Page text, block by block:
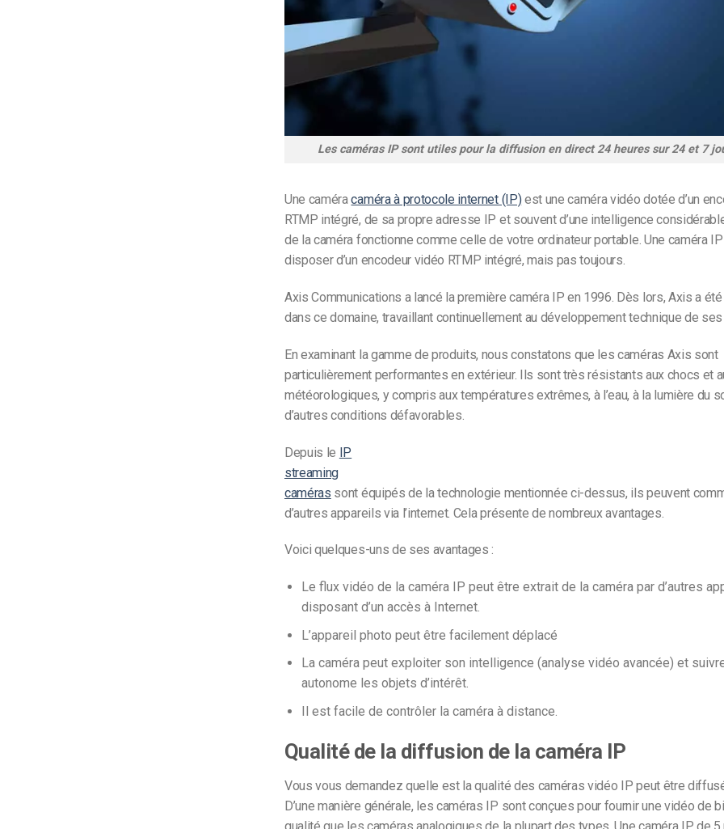
Les caméras IP sont utiles pour la diffusion en direct 24 heures sur 24 et 7
Une caméracaméra à protocole internet (IP)est une caméra vidéo dotée d’un
RTMP intégré, de sa propre adresse IP et souvent d’une intelligence
de la caméra fonctionne comme celle de votre ordinateur portable. Une caméra
disposer d’un encodeur vidéo RTMP intégré, mais pas toujours.
Axis Communications a lancé la première caméra IP en 1996. Dès lors, Axis a
dans ce domaine, travaillant continuellement au développement technique de
En examinant la gamme de produits, nous constatons que les caméras Axis sont
particulièrement performantes en extérieur. Ils sont très résistants aux chocs et
météorologiques, y compris aux températures extrêmes, à l’eau, à la lumière du
d’autres conditions défavorables.
Depuis le IP
streaming
caméras sont équipés de la technologie mentionnée ci-dessus, ils peuvent
d’autres appareils via l’internet. Cela présente de nombreux avantages.
Voici quelques-uns de ses avantages :
Le flux vidéo de la caméra IP peut être extrait de la caméra par d’autres
disposant d’un accès à Internet.
L’appareil photo peut être facilement déplacé
La caméra peut exploiter son intelligence (analyse vidéo avancée) et
autonome les objets d’intérêt.
Il est facile de contrôler la caméra à distance.
Qualité de la diffusion de la caméra IP
Vous vous demandez quelle est la qualité des caméras vidéo IP peut être
D’une manière générale, les caméras IP sont conçues pour fournir une vidéo de
qualité que les caméras analogiques de la plupart des types. Une caméra IP de